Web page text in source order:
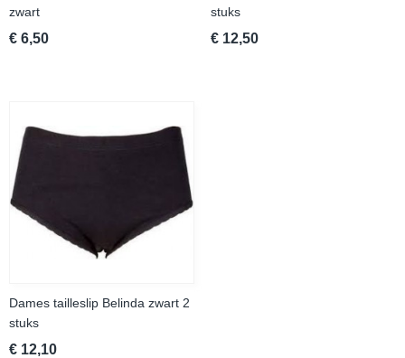
zwart
€ 6,50
stuks
€ 12,50
Dames tailleslip Belinda zwart 2
stuks
€ 12,10